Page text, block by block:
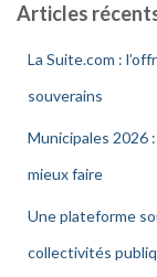
Articles
La Suite.com :
souverains
Municipales 2026
mieux faire
Une plateforme
collectivités